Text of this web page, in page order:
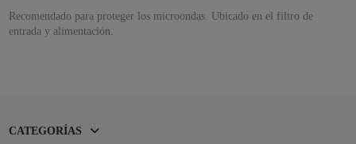
Recomendado para proteger los microondas. Ubicado en el filtro de
entrada y alimentación.
CATEGORÍAS